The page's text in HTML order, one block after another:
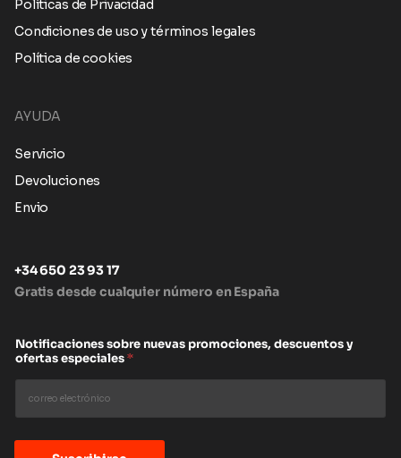
Políticas de Privacidad
Condiciones de uso y términos legales
Política de cookies
AYUDA
Servicio
Devoluciones
Envio
+34 650 23 93 17
Gratis desde cualquier número en España
Notificaciones sobre nuevas promociones, descuentos y
ofertas especiales*